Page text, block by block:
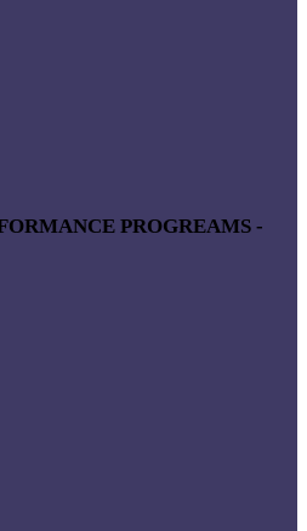
PROGREAMS -